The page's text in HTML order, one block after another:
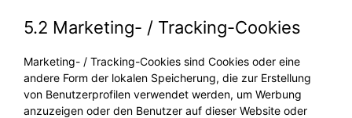
5.2 Marketing- / Tracking-Cookies
Marketing- / Tracking-Cookies sind Cookies oder eine
andere Form der lokalen Speicherung, die zur Erstellung
von Benutzerprofilen verwendet werden, um Werbung
anzuzeigen oder den Benutzer auf dieser Website oder